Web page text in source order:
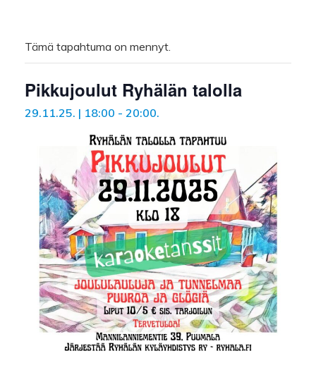
Tämä tapahtuma on mennyt.
Pikkujoulut Ryhälän talolla
29.11.25. | 18:00 - 20:00.